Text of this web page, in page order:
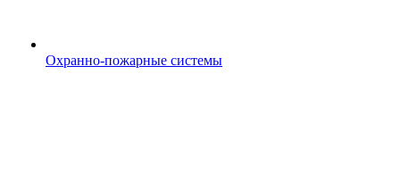
Охранно-пожарные системы